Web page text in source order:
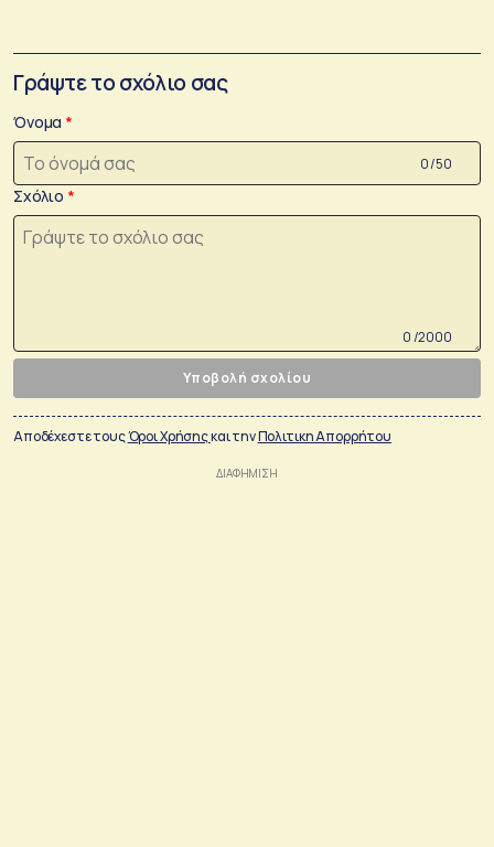
Γράψτε το σχόλιο σας
Όνομα
0 /50
Σχόλιο
0 /2000
Υποβολή σχολίου
Αποδέχεστε τουςΌροι Χρήσηςκαι τηνΠολιτικη Απορρήτου